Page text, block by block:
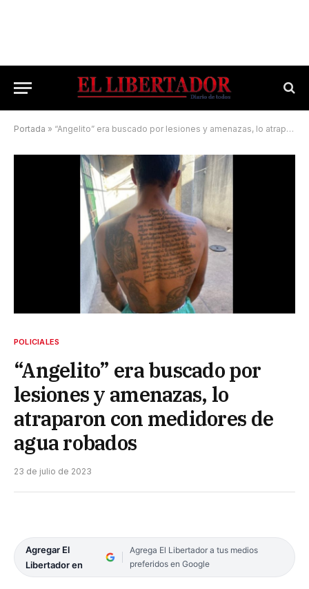
Portada » “Angelito” era buscado por lesiones y amenazas, lo atraparon con medidores de agua robados
POLICIALES
“Angelito” era buscado por
lesiones y amenazas, lo
atraparon con medidores de
agua robados
23 de julio de 2023
Agregar El
Libertador en
Agrega El Libertador a tus medios
preferidos en Google